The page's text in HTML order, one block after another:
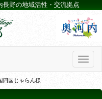
野の地域活性・交流拠点
四国じゃらん様